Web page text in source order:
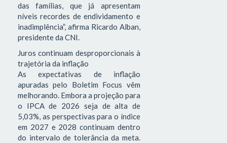
das famílias, que já apresentam
níveis recordes de endividamento e
inadimplência”, afirma Ricardo Alban,
presidente da CNI.
Juros continuam desproporcionais à
trajetória da inflação
As expectativas de inflação
apuradas pelo Boletim Focus vêm
melhorando. Embora a projeção para
o IPCA de 2026 seja de alta de
5,03%, as perspectivas para o índice
em 2027 e 2028 continuam dentro
do intervalo de tolerância da meta.